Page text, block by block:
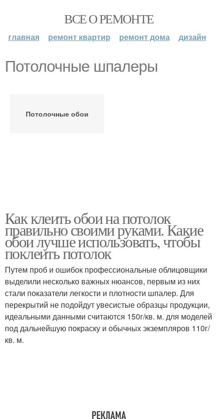
ВСЕ О РЕМОНТЕ
главная ремонт квартир ремонт дома дизайн
Потолочные шпалеры
Потолочные обои
Как клеить обои на потолок
правильно своими руками. Какие
обои лучше использовать, чтобы
поклеить потолок
Путем проб и ошибок профессиональные облицовщики
выделили несколько важных нюансов, первым из них
стали показатели легкости и плотности шпалер. Для
перекрытий не подойдут увесистые образцы продукции,
идеальными данными считаются 150г/кв. м. для моделей
под дальнейшую покраску и обычных экземпляров 110г/
кв. м.